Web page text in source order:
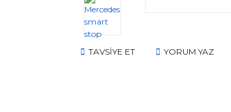
TAVSİYE ET YORUM YAZ